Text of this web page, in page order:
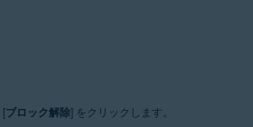
[ブロック解除] をクリックします。